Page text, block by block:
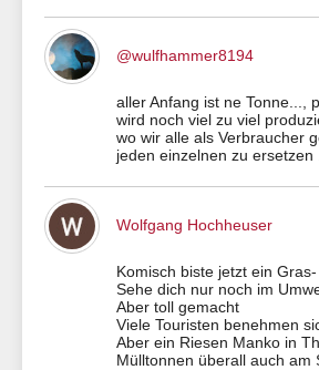
@wulfhammer8194
aller Anfang ist ne Tonne...,
wird noch viel zu viel
wo wir alle als Verbraucher
jeden einzelnen zu ersetzen
Wolfgang Hochheuser
Komisch biste jetzt ein
Sehe dich nur noch im
Aber toll gemacht
Viele Touristen benehmen
Aber ein Riesen Manko in
Mülltonnen überall auch am